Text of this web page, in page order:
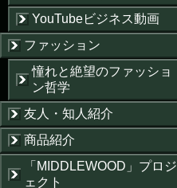
YouTubeビジネス動画
ファッション
憧れと絶望のファッショ
ン哲学
友人・知人紹介
商品紹介
「MIDDLEWOOD」プロジ
ェクト